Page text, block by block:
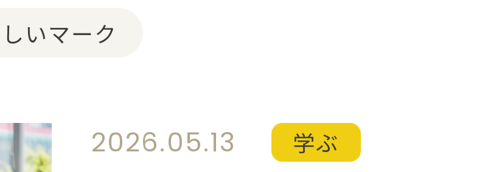
のアクション
いマーク
2026.05.13 学ぶ